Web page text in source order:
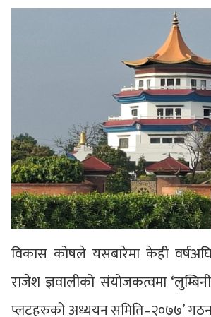
विकास कोषले यसबारेमा केही
राजेश ज्ञवालीको संयोजकत्वमा
प्लटहरुको अध्ययन समिति–२०७७’